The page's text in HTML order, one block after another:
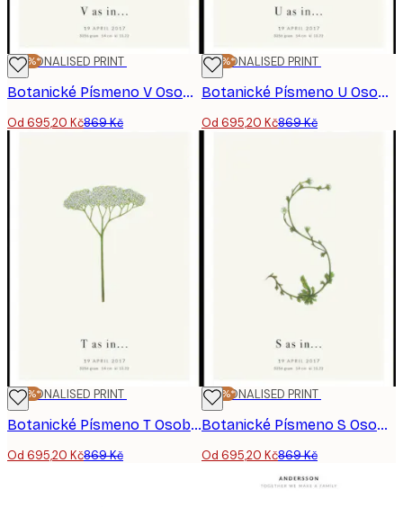
-20%*
PERSONALISED PRINT
Botanické Písmeno V Osobní Plakát
Od 695,20 Kč869 Kč
-20%*
PERSONALISED PRINT
Botanické Písmeno U Osobní Plakát
Od 695,20 Kč869 Kč
-20%*
PERSONALISED PRINT
Botanické Písmeno T Osobní Plakát
Od 695,20 Kč869 Kč
-20%*
PERSONALISED PRINT
Botanické Písmeno S Osobní Plakát
Od 695,20 Kč869 Kč